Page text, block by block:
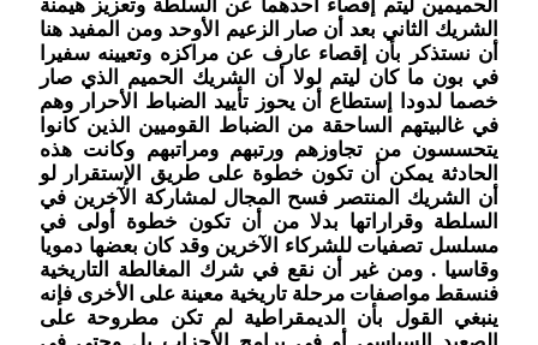
الحميمين ليتم إقصاء أحدهما عن السلطة وتعزيز هيمنة
الشريك الثاني بعد أن صار الزعيم الأوحد ومن المفيد هنا
أن نستذكر بأن إقصاء عارف عن مراكزه وتعيينه سفيرا
في بون ما كان ليتم لولا أن الشريك الحميم الذي صار
خصما لدودا إستطاع أن يحوز تأييد الضباط الأحرار وهم
في غالبيتهم الساحقة من الضباط القوميين الذين كانوا
يتحسسون من تجاوزهم ورتبهم ومراتبهم وكانت هذه
الحادثة يمكن أن تكون خطوة على طريق الإستقرار لو
أن الشريك المنتصر فسح المجال لمشاركة الآخرين في
السلطة وقراراتها بدلا من أن تكون خطوة أولى في
مسلسل تصفيات للشركاء الآخرين وقد كان بعضها دمويا
وقاسيا . ومن غير أن نقع في شرك المغالطة التاريخية
فنسقط مواصفات مرحلة تاريخية معينة على الأخرى فإنه
ينبغي القول بأن الديمقراطية لم تكن مطروحة على